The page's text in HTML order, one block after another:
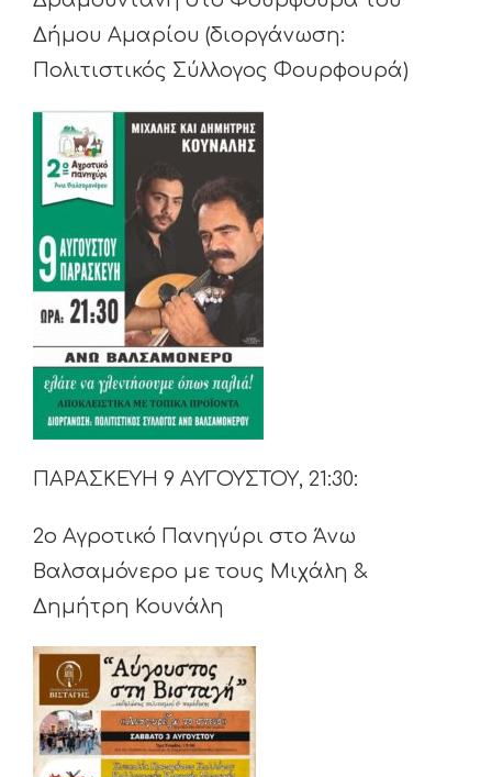
Δήμου Αμαρίου (διοργάνωση:
Πολιτιστικός Σύλλογος Φουρφουρά)
ΠΑΡΑΣΚΕΥΗ 9 ΑΥΓΟΥΣΤΟΥ, 21:30:
2ο Αγροτικό Πανηγύρι στο Άνω
Βαλσαμόνερο με τους Μιχάλη &
Δημήτρη Κουνάλη